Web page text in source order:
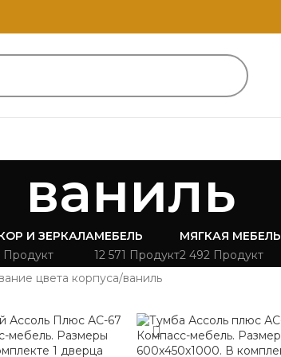
ваниль
И ЗЕРКАЛА
Продукт
МЕБЕЛЬ
12 571 Продукт
МЯГКАЯ МЕБЕЛЬ
2 492 Продукт
цвета корпуса ваниль